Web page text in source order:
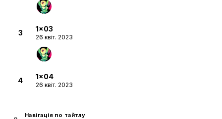
3 1x03
26 квіт. 2023
4 1x04
26 квіт. 2023
Навігація по тайтлу